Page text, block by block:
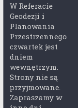
W Referacie
Geodezji i
Planowania
Przestrzennego
czwartek jest
dniem
wewnętrzym.
Strony nie są
przyjmowane.
Zapraszamy w